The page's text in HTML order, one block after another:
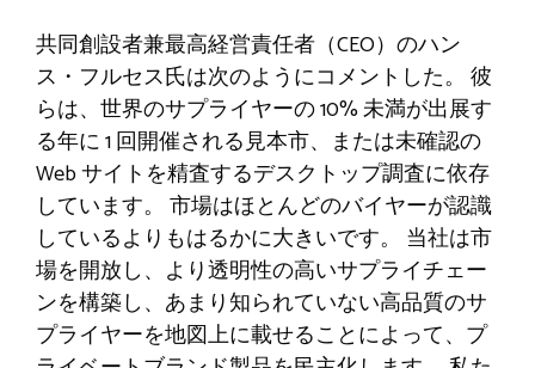
共同創設者兼最高経営責任者（CEO）のハン
ス・フルセス氏は次のようにコメントした。 彼
らは、世界のサプライヤーの 10% 未満が出展す
る年に 1 回開催される見本市、または未確認の
Web サイトを精査するデスクトップ調査に依存
しています。 市場はほとんどのバイヤーが認識
しているよりもはるかに大きいです。 当社は市
場を開放し、より透明性の高いサプライチェー
ンを構築し、あまり知られていない高品質のサ
プライヤーを地図上に載せることによって、プ